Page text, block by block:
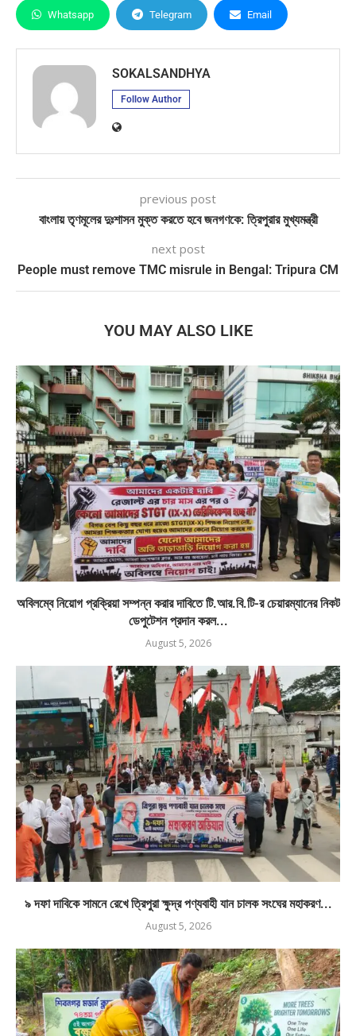
Whatsapp Telegram Email
SOKALSANDHYA
Follow Author
previous post
বাংলায় তৃণমূলের দুঃশাসন মুক্ত করতে হবে জনগণকে: ত্রিপুরার মুখ্যমন্ত্রী
next post
People must remove TMC misrule in Bengal: Tripura CM
YOU MAY ALSO LIKE
অবিলম্বে নিয়োগ প্রক্রিয়া সম্পন্ন করার দাবিতে টি.আর.বি.টি-র চেয়ারম্যানের নিকট
ডেপুটেশন প্রদান করল...
August 5, 2026
৯ দফা দাবিকে সামনে রেখে ত্রিপুরা ক্ষুদ্র পণ্যবাহী যান চালক সংঘের মহাকরণ...
August 5, 2026